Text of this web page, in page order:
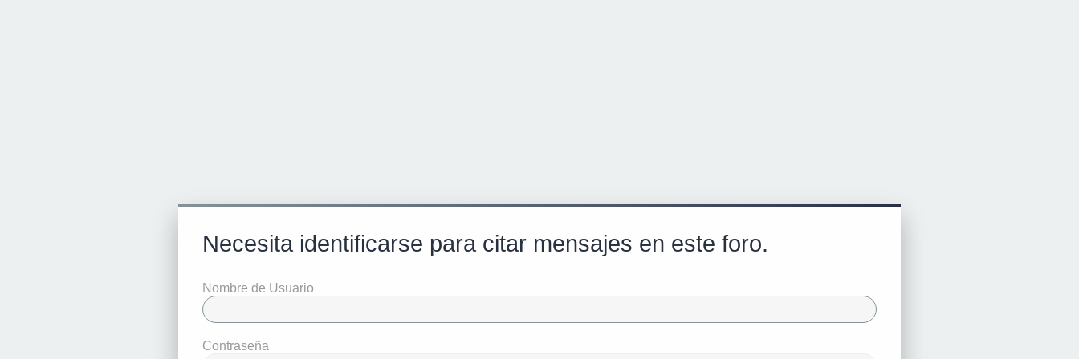
Necesita identificarse para citar mensajes en este foro.
Nombre de Usuario
Contraseña